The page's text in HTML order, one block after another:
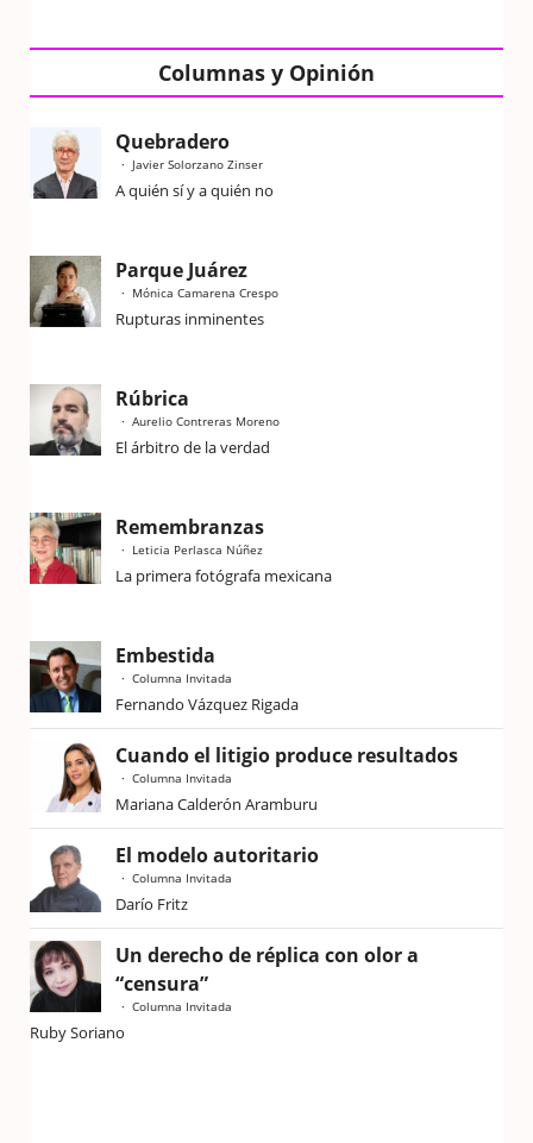
Columnas y Opinión
Quebradero
Javier Solorzano Zinser
A quién sí y a quién no
Parque Juárez
Mónica Camarena Crespo
Rupturas inminentes
Rúbrica
Aurelio Contreras Moreno
El árbitro de la verdad
Remembranzas
Leticia Perlasca Núñez
La primera fotógrafa mexicana
Embestida
Columna Invitada
Fernando Vázquez Rigada
Cuando el litigio produce resultados
Columna Invitada
Mariana Calderón Aramburu
El modelo autoritario
Columna Invitada
Darío Fritz
Un derecho de réplica con olor a
“censura”
Columna Invitada
Ruby Soriano